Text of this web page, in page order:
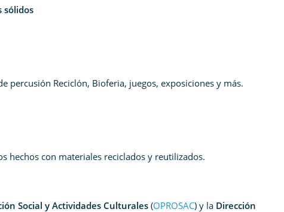
sólidos
percusión Reciclón, Bioferia, juegos, exposiciones y más.
hechos con materiales reciclados y reutilizados.
Social y Actividades Culturales(OPROSAC) y la Dirección